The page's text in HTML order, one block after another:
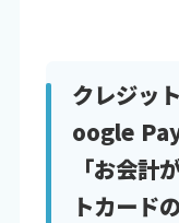
クレジッ
oogle
「お会計
トカード